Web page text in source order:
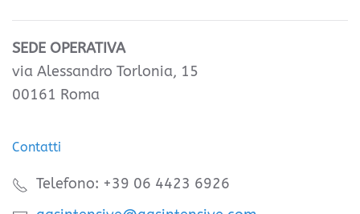
SEDE OPERATIVA
via Alessandro Torlonia, 15
00161 Roma
Contatti
Telefono: +39 06 4423 6926